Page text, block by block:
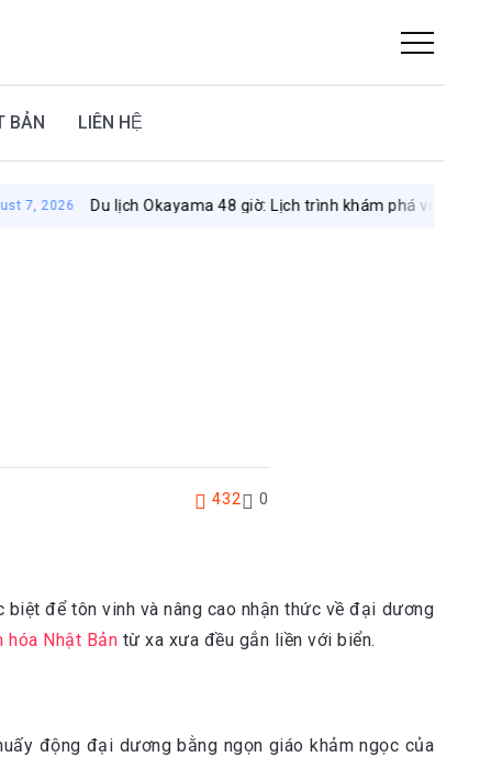
BẢN LIÊN HỆ
lịch Okayama 48 giờ: Lịch trình khám phá vùng đất mặt trời
432 0
để tôn vinh và nâng cao nhận thức về đại dương
hóa Nhật Bản từ xa xưa đều gắn liền với biển.
động đại dương bằng ngọn giáo khảm ngọc của